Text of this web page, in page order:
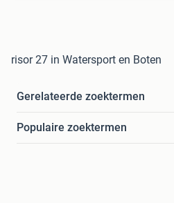
risor 27 in Watersport en Boten
Gerelateerde zoektermen
Populaire zoektermen